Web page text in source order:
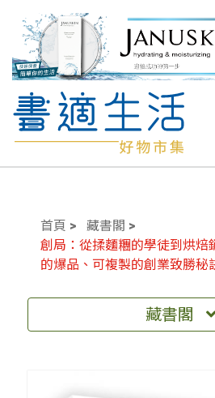
首頁
藏書閣
創局：從揉麵糰的學徒到烘焙
的爆品、可複製的創業致勝秘
藏書閣